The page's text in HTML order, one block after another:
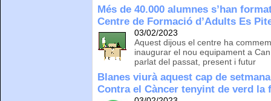
Més de 40.000 alumnes s’han
Centre de Formació d’Adults Es
03/02/2023
Aquest dijous el centre ha
inaugurar el nou equipament a
parlat del passat, present i futur
Blanes viurà aquest cap de
Contra el Càncer tenyint de verd la